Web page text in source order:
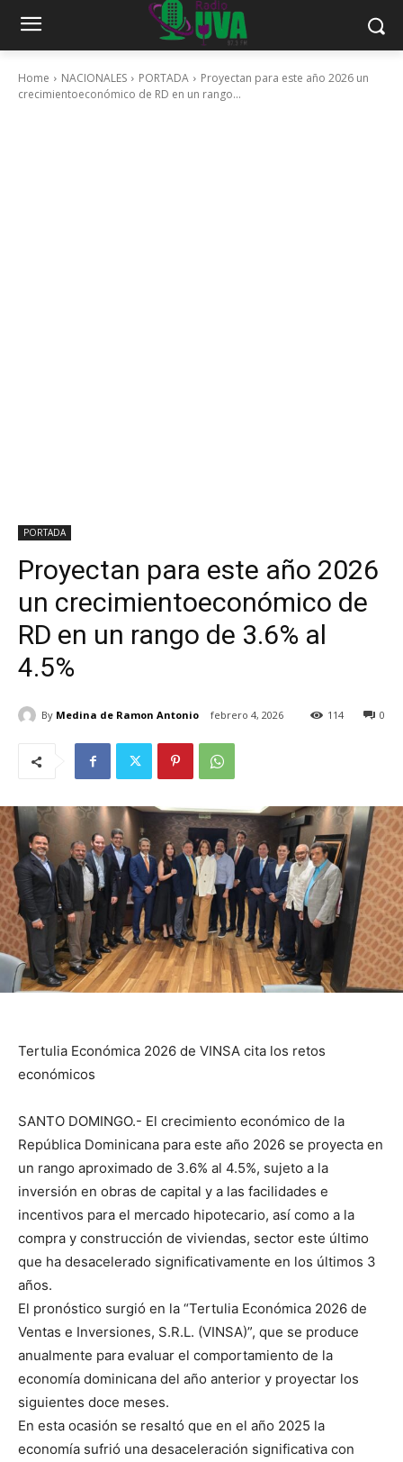
Home NACIONALES PORTADA
Proyectan para este año 2026 un
crecimientoeconómico de RD en un rango...
PORTADA
Proyectan para este año 2026
un crecimientoeconómico de
RD en un rango de 3.6% al
4.5%
By Medina de Ramon Antonio febrero 4, 2026 0
114
Tertulia Económica 2026 de VINSA cita los retos
económicos
SANTO DOMINGO.- El crecimiento económico de la
República Dominicana para este año 2026 se proyecta en
un rango aproximado de 3.6% al 4.5%, sujeto a la
inversión en obras de capital y a las facilidades e
incentivos para el mercado hipotecario, así como a la
compra y construcción de viviendas, sector este último
que ha desacelerado significativamente en los últimos 3
años.
El pronóstico surgió en la “Tertulia Económica 2026 de
Ventas e Inversiones, S.R.L. (VINSA)”, que se produce
anualmente para evaluar el comportamiento de la
economía dominicana del año anterior y proyectar los
siguientes doce meses.
En esta ocasión se resaltó que en el año 2025 la
economía sufrió una desaceleración significativa con